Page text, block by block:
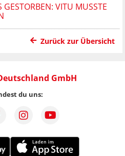
GESTORBEN: VITU MUSSTE
Zurück zur Übersicht
GmbH
du uns: